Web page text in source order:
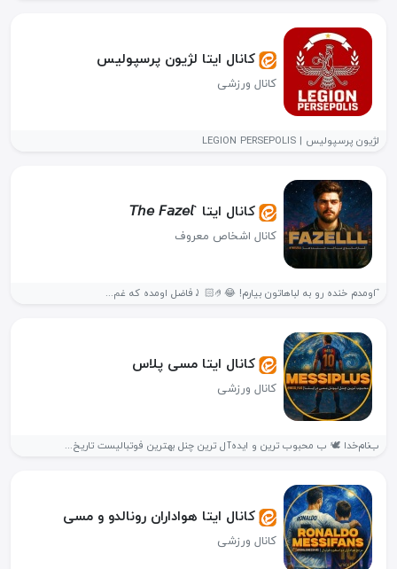
کانال ایتا لژیون پرسپولیس
کانال ورزشی
لژیون پرسپولیس | LEGION PERSEPOLIS
کانال ایتا `𝘛𝘩𝘦 𝘍𝘢𝘻𝘦𝘭
کانال اشخاص معروف
⃗ اومدم خنده رو به لباهاتون بیارم! 😂🤌🏻 ⤸فاضل اومده که غم...
کانال ایتا مسی پلاس
کانال ورزشی
ب‌نام‌خدا 🕊️ ب محبوب ترین و ایده‌آل ترین چنل بهترین فوتبالیست تاریخ...
کانال ایتا هواداران رونالدو و مسی
کانال ورزشی